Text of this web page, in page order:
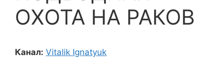
ОХОТА НА РАКОВ
Канал: Vitalik Ignatyuk